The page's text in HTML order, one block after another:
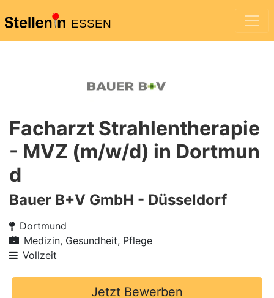
ESSEN
Facharzt Strahlentherapie
- MVZ (m/w/d) in Dortmun
d
Bauer B+V GmbH - Düsseldorf
Dortmund
Medizin, Gesundheit, Pflege
Vollzeit
Jetzt Bewerben